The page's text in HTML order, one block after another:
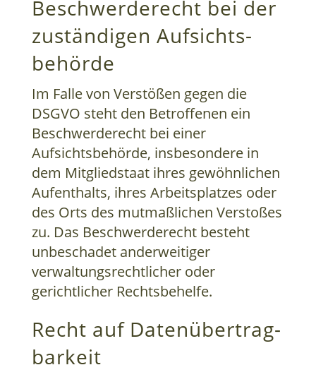
Beschwerde­recht bei der
zuständigen Aufsichts­
behörde
Im Falle von Verstößen gegen die
DSGVO steht den Betroffenen ein
Beschwerderecht bei einer
Aufsichtsbehörde, insbesondere in
dem Mitgliedstaat ihres gewöhnlichen
Aufenthalts, ihres Arbeitsplatzes oder
des Orts des mutmaßlichen Verstoßes
zu. Das Beschwerderecht besteht
unbeschadet anderweitiger
verwaltungsrechtlicher oder
gerichtlicher Rechtsbehelfe.
Recht auf Daten­übertrag­
barkeit